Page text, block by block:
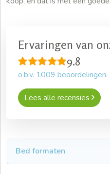
Ervaringen van
9.8
o.b.v. 1009 beoordelingen.
Lees alle recensies
Bed formaten